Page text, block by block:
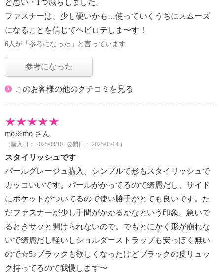
と思い・1つ減らしました。
ファスナーは、少し硬いかも…使っていくうちにスムーズ
になることを信じてヘビロテしま〜す！
6人が「参考になった」と言っています
参考になった
このお客様の他のクチコミを見る
mo※mo さん
（購入日： 2025/03/10 | 公開日： 2025/03/14 ）
スタイリッシュです
パールグレージュ購入。シンプルで形もスタイリッシュで
カッコいいです。パールがかってるので綺麗だし、サイド
にポケットがついてるので使い勝手がとても良いです。た
だファスナーが少し手間がかかるかなという印象。急いで
るときサッと開けられないので。でもとにかく形が崩れな
いで綺麗だし軽いしショルダーストラップも安っぽく無い
ので☆5♪ブラックも欲しくなったけどブラックの皮リュッ
ク持ってるので我慢します〜